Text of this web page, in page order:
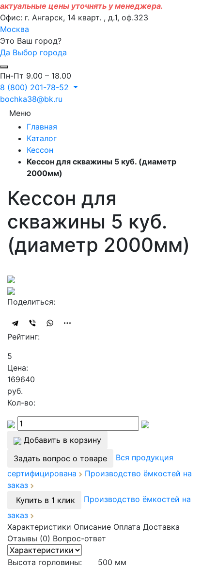
актуальные цены уточнять у менеджера.
Офис: г. Ангарск, 14 кварт. , д.1, оф.323
Москва
Это Ваш город?
Да Выбор города
Пн-Пт 9.00 – 18.00
8 (800) 201-78-52
bochka38@bk.ru
Меню
Главная
Каталог
Кессон
Кессон для скважины 5 куб. (диаметр
2000мм)
Кессон для
скважины 5 куб.
(диаметр 2000мм)
Поделиться:
Рейтинг:
5
Цена:
169640
руб.
Кол-во:
Добавить в корзину
Задать вопрос о товаре
Вся продукция
сертифицирована
Производство ёмкостей на
заказ
Купить в 1 клик
Производство ёмкостей на
заказ
Характеристики Описание Оплата Доставка
Отзывы (0) Вопрос-ответ
Высота горловины:
500 мм